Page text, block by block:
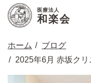
医療法人
和楽会
ホーム
ブログ
2025年6月 赤坂ク